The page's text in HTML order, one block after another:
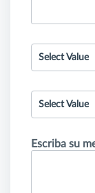
Select Value
Select Value
Escriba su